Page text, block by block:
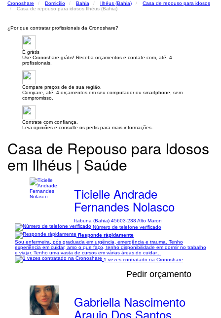
Cronoshare Domicílio Bahia Ilhéus (Bahia)
Casa de repouso para idosos
Casa de repouso para idosos Ilhéus (Bahia)
¿Por que contratar profissionais da Cronoshare?
É grátis
Use Cronoshare grátis! Receba orçamentos e contate com, até, 4
profissionais.
Compare preços de de sua região.
Compare, até, 4 orçamentos em seu computador ou smartphone, sem
compromisso.
Contrate com confiança.
Leia opiniões e consulte os perfis para mais informações.
Casa de Repouso para Idosos
em Ilhéus | Saúde
Ticielle Andrade
Fernandes Nolasco
Itabuna (Bahia) 45603-238 Alto Maron
Número de telefone verificado
Responde rápidamente
Sou enfermeira, pós graduada em urgência, emergência e trauma. Tenho
experiência em cuidar, amo o que faço, tenho disponibilidade em dormir no trabalho
e viajar. Tenho uma vasta de cursos em várias áreas do cuidar...
1 vezes contratado na Cronoshare
Pedir orçamento
Gabriella Nascimento
Araujo Dos Santos